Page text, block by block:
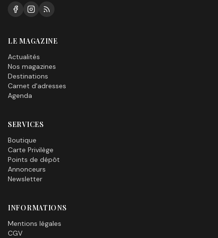
LE MAGAZINE
Actualités
Nos magazines
Destinations
Carnet d'adresses
Agenda
SERVICES
Boutique
Carte Privilège
Points de dépôt
Annonceurs
Newsletter
INFORMATIONS
Mentions légales
CGV